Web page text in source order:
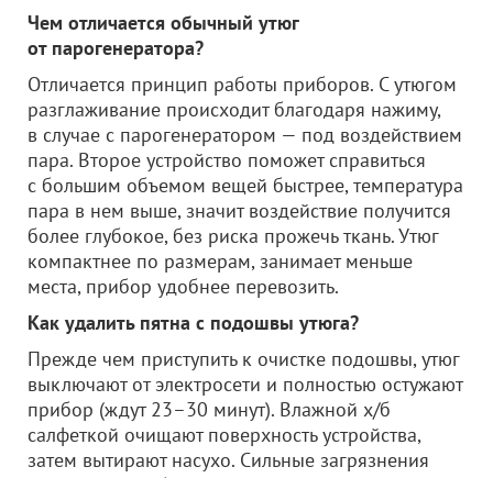
Чем отличается обычный утюг
от парогенератора?
Отличается принцип работы приборов. С утюгом
разглаживание происходит благодаря нажиму,
в случае с парогенератором — под воздействием
пара. Второе устройство поможет справиться
с большим объемом вещей быстрее, температура
пара в нем выше, значит воздействие получится
более глубокое, без риска прожечь ткань. Утюг
компактнее по размерам, занимает меньше
места, прибор удобнее перевозить.
Как удалить пятна с подошвы утюга?
Прежде чем приступить к очистке подошвы, утюг
выключают от электросети и полностью остужают
прибор (ждут 23–30 минут). Влажной х/б
салфеткой очищают поверхность устройства,
затем вытирают насухо. Сильные загрязнения